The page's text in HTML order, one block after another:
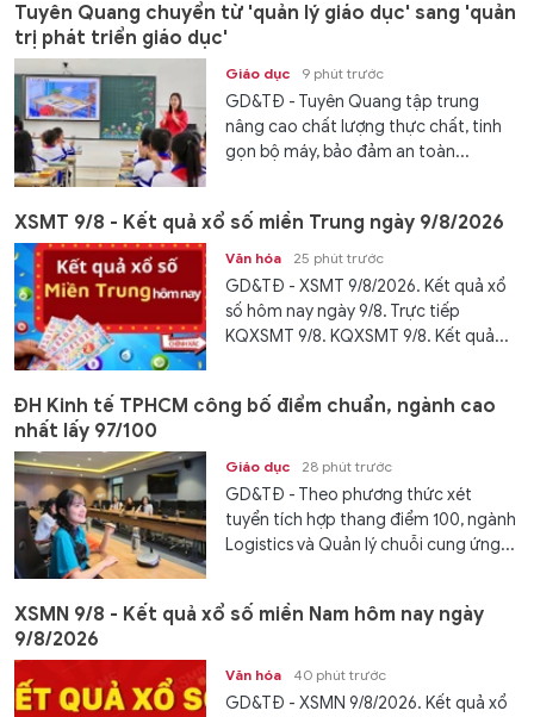
Tuyên Quang chuyển từ 'quản lý giáo dục' sang 'quản
trị phát triển giáo dục'
Giáo dục 9 phút trước
GD&TĐ - Tuyên Quang tập trung
nâng cao chất lượng thực chất, tinh
gọn bộ máy, bảo đảm an toàn...
XSMT 9/8 - Kết quả xổ số miền Trung ngày 9/8/2026
Văn hóa 25 phút trước
GD&TĐ - XSMT 9/8/2026. Kết quả xổ
số hôm nay ngày 9/8. Trực tiếp
KQXSMT 9/8. KQXSMT 9/8. Kết quả...
ĐH Kinh tế TPHCM công bố điểm chuẩn, ngành cao
nhất lấy 97/100
Giáo dục 28 phút trước
GD&TĐ - Theo phương thức xét
tuyển tích hợp thang điểm 100, ngành
Logistics và Quản lý chuỗi cung ứng...
XSMN 9/8 - Kết quả xổ số miền Nam hôm nay ngày
9/8/2026
Văn hóa 40 phút trước
GD&TĐ - XSMN 9/8/2026. Kết quả xổ